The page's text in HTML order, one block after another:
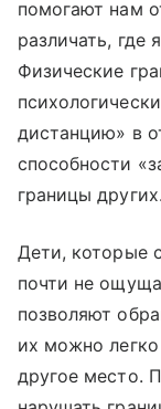
помогают нам
различать, где
Физические
дистанцию» в
способности
границы других.
Дети, которые
почти не
позволяют
их можно легко
другое место.